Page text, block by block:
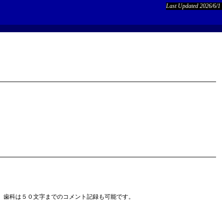
Last Updated 2026/6/1
科は５０文字までのコメント記録も可能です。